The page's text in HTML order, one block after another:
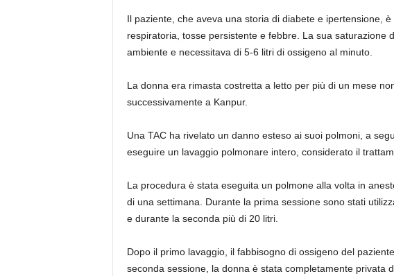
Il paziente, che aveva una storia di diabete e ipertensione,
respiratoria, tosse persistente e febbre. La sua saturazione
ambiente e necessitava di 5-6 litri di ossigeno al minuto.
La donna era rimasta costretta a letto per più di un mese
successivamente a Kanpur.
Una TAC ha rivelato un danno esteso ai suoi polmoni, a
eseguire un lavaggio polmonare intero, considerato il
La procedura è stata eseguita un polmone alla volta in
di una settimana. Durante la prima sessione sono stati
e durante la seconda più di 20 litri.
Dopo il primo lavaggio, il fabbisogno di ossigeno del
seconda sessione, la donna è stata completamente privata